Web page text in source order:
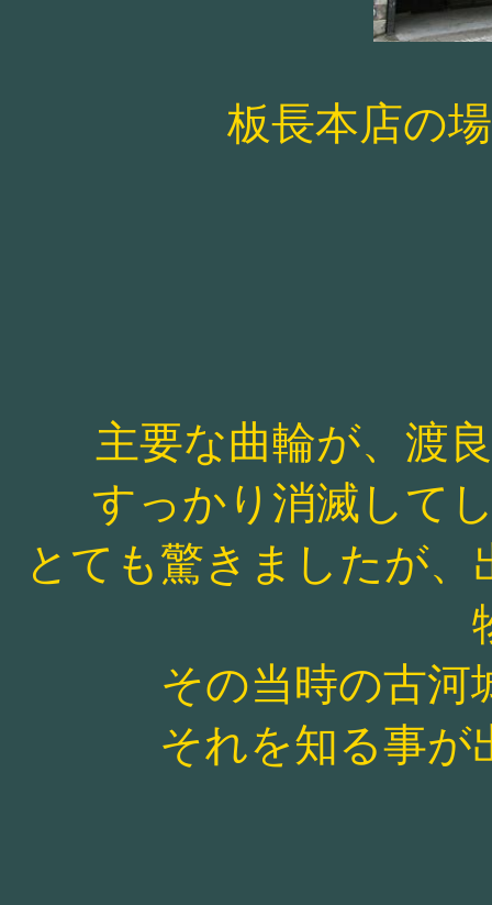
板長本店の
主要な曲輪が、渡
すっかり消滅して
とても驚きましたが
その当時の古河
それを知る事が